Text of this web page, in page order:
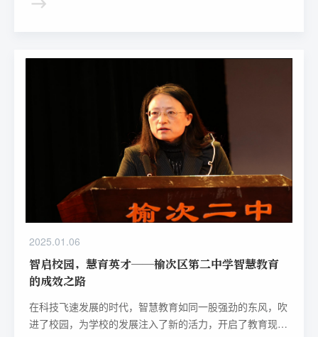
2025.01.06
智启校园，慧育英才——榆次区第二中学智慧教育
的成效之路
在科技飞速发展的时代，智慧教育如同一股强劲的东风，吹
进了校园，为学校的发展注入了新的活力，开启了教育现代